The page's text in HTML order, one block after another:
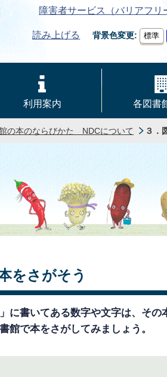
障害者サービス（バリアフリ
読み上げる 背景色変更 標準
利用案内 各図書
の本のならびかた NDCについて ３．
をさがそう
に書いてある数字や文字は、その
館で本をさがしてみましょう。